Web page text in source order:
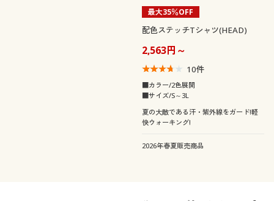
最大35％OFF
配色ステッチTシャツ(HEAD)
2,563円～
10件
■カラー/2色展開
■サイズ/S～3L
夏の大敵である汗・紫外線をガード!軽
快ウォーキング!
2026年春夏販売商品